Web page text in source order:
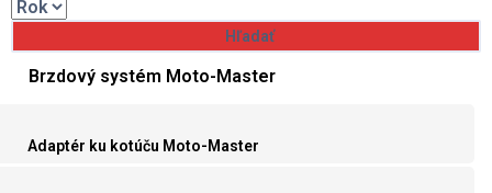
Brzdový systém Moto-Master
Adaptér ku kotúču Moto-Master